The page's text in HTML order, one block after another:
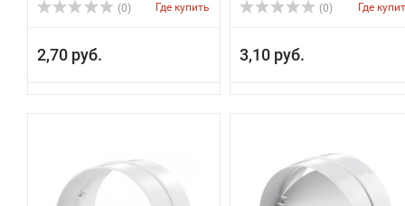
(0) Где купить
2,70 руб.
(0) Где
3,10 руб.